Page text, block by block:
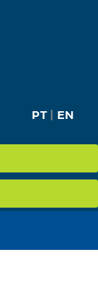
PT| EN